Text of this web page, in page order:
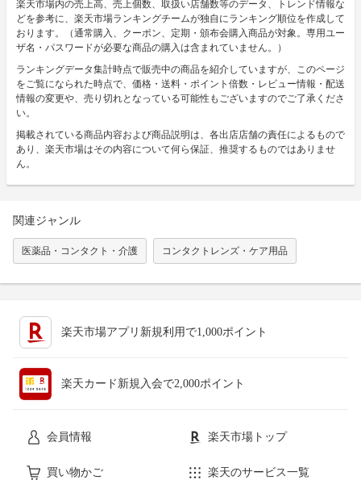
楽天市場内の売上高、売上個数、取扱い店舗数等のデータ、トレンド情報な
どを参考に、楽天市場ランキングチームが独自にランキング順位を作成して
おります。（通常購入、クーポン、定期・頒布会購入商品が対象。専用ユー
ザ名・パスワードが必要な商品の購入は含まれていません。）
ランキングデータ集計時点で販売中の商品を紹介していますが、このページ
をご覧になられた時点で、価格・送料・ポイント倍数・レビュー情報・配送
情報の変更や、売り切れとなっている可能性もございますのでご了承くださ
い。
掲載されている商品内容および商品説明は、各出店店舗の責任によるもので
あり、楽天市場はその内容について何ら保証、推奨するものではありませ
ん。
関連ジャンル
医薬品・コンタクト・介護 コンタクトレンズ・ケア用品
楽天市場アプリ新規利用で1,000ポイント
楽天カード新規入会で2,000ポイント
会員情報 楽天市場トップ
買い物かご 楽天のサービス一覧